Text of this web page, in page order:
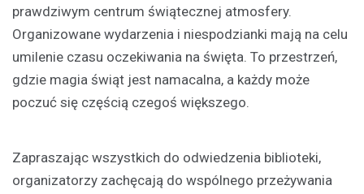
prawdziwym centrum świątecznej atmosfery.
Organizowane wydarzenia i niespodzianki mają na celu
umilenie czasu oczekiwania na święta. To przestrzeń,
gdzie magia świąt jest namacalna, a każdy może
poczuć się częścią czegoś większego.
Zapraszając wszystkich do odwiedzenia biblioteki,
organizatorzy zachęcają do wspólnego przeżywania